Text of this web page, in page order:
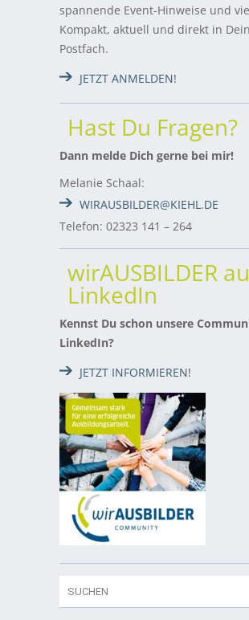
spannende Event-Hinweise und
Kompakt, aktuell und direkt in
Postfach.
JETZT ANMELDEN!
Hast Du Fragen?
Dann melde Dich gerne bei mir!
Melanie Schaal:
WIRAUSBILDER@KIEHL.DE
Telefon: 02323 141 – 264
wirAUSBILDER
LinkedIn
Kennst Du schon unsere
LinkedIn?
JETZT INFORMIEREN!